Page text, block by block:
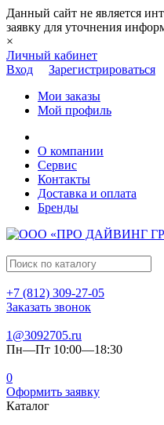
Данный сайт не является
заявку для уточнения
×
Личный кабинет
Вход
Зарегистрироваться
Мои заказы
Мой профиль
О компании
Сервис
Контакты
Доставка и оплата
Бренды
+7 (812) 309-27-05
Заказать звонок
1@3092705.ru
Пн—Пт 10:00—18:30
0
Оформить заявку
Каталог